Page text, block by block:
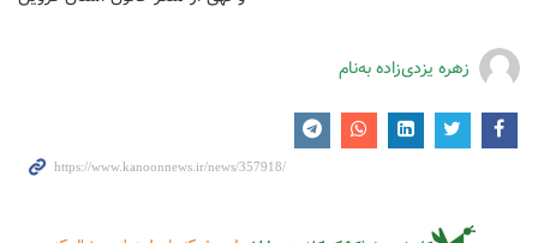
زهره یزدی‌زاده به‌نام